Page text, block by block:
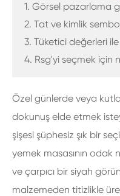
1. Görsel pazarlama
2. Tat ve kimlik
3. Tüketici değerleri
4. Rsg'yi seçmek için
Özel günlerde veya
dokunuş elde etmek
şişesi şüphesiz şık bir
yemek masasının odak
ve çarpıcı bir siyah
malzemeden titizlikle